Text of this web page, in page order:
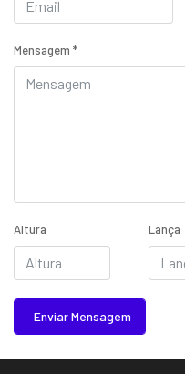
Mensagem *
Altura Lança
Enviar Mensagem